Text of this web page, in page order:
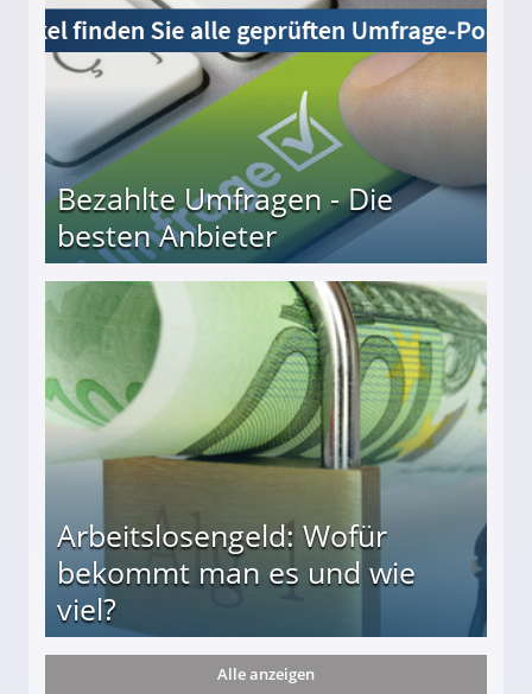
Bezahlte Umfragen - Die
besten Anbieter
Arbeitslosengeld: Wofür
bekommt man es und wie
viel?
Alle anzeigen